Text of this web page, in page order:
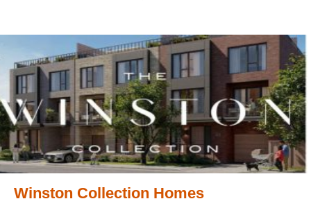
新居民
新移民指南
留学生指南
实用链接
加拿大房地产网站
大多伦多教育网站
Winston Collection Homes